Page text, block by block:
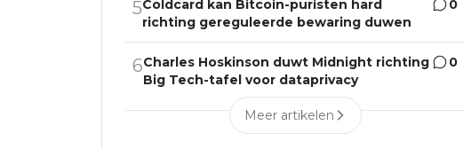
5Coldcard kan Bitcoin-puristen hard
richting gereguleerde bewaring duwen
0
6Charles Hoskinson duwt Midnight richting
Big Tech-tafel voor dataprivacy
0
Meer artikelen